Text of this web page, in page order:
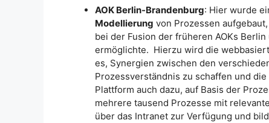
AOK Berlin-Brandenburg: Hier wurde
Modellierung von Prozessen
bei der Fusion der früheren AOKs
ermöglichte. Hierzu wird die
es, Synergien zwischen den
Prozessverständnis zu schaffen und
Plattform auch dazu, auf Basis der
mehrere tausend Prozesse mit
über das Intranet zur Verfügung und